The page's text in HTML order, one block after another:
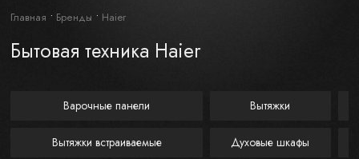
Главная Бренды Haier
Бытовая техника Haier
Варочные панели
Вытяжки встраиваемые
Вытяжки
Духовые шкафы